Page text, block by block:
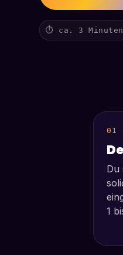
⏱ ca. 3 Minuten
01
Du
1